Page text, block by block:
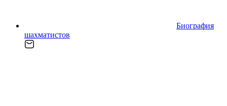
Биография
шахматистов